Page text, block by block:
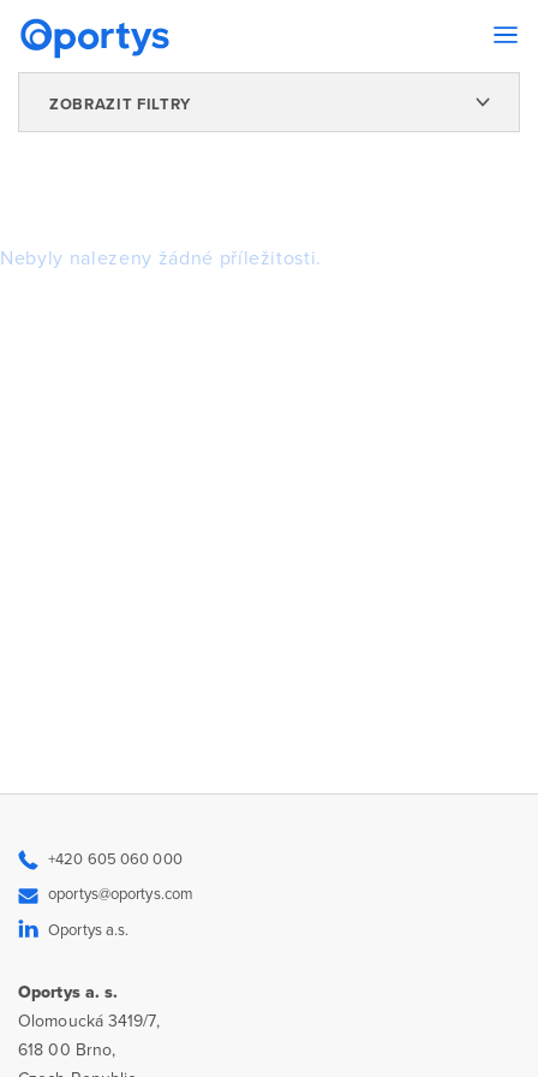
ZOBRAZIT FILTRY
Nebyly nalezeny žádné příležitosti.
+420 605 060 000
oportys@oportys.com
Oportys a.s.
Oportys a. s.
Olomoucká 3419/7,
618 00 Brno,